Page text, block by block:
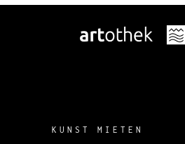
KUNST MIETEN